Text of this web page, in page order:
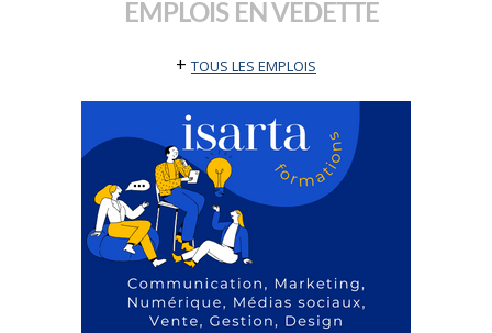
EMPLOIS EN VEDETTE
+ TOUS LES EMPLOIS